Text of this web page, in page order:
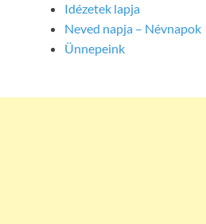
Idézetek lapja
Neved napja – Névnapok
Ünnepeink